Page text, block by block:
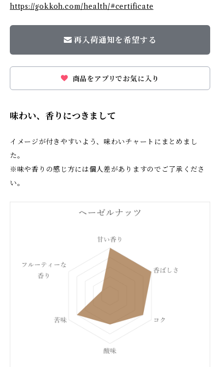
https://gokkoh.com/health/#certificate
再入荷通知を希望する
商品をアプリでお気に入り
味わい、香りにつきまして
イメージが付きやすいよう、味わいチャートにまとめまし
た。
※味や香りの感じ方には個人差がありますのでご了承くださ
い。